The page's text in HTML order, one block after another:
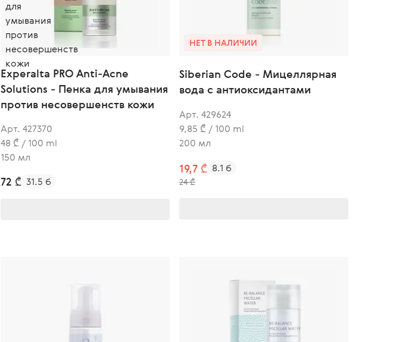
Experalta PRO Anti-Acne
Solutions - Пенка для умывания
против несовершенств кожи
Арт. 427370
48 ₾ / 100 ml
150 мл
72 ₾ 31.5 б
НЕТ В НАЛИЧИИ
Siberian Code - Мицеллярная
вода с антиоксидантами
Арт. 429624
9,85 ₾ / 100 ml
200 мл
19,7 ₾
24 ₾
8.1 б